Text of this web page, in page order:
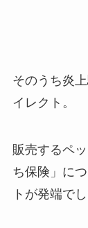
そのうち炎
イレクト。
販売するペ
ち保険」に
トが発端でし